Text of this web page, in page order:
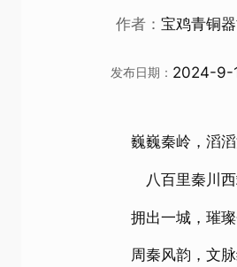
作者： 宝鸡青铜
发布日期： 2024-9-
巍巍秦岭，滔
八百里秦川
拥出一城，璀
周秦风韵，文